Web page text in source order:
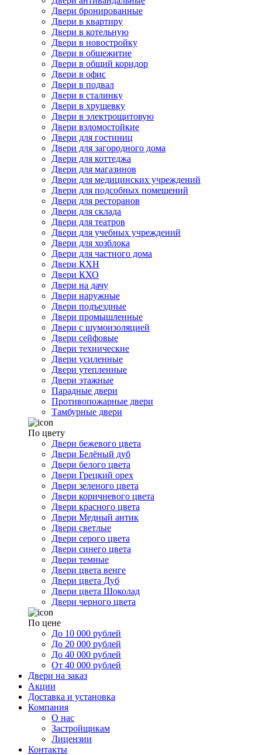
Двери бронированные
Двери в квартиру
Двери в котельную
Двери в новостройку
Двери в общежитие
Двери в общий коридор
Двери в офис
Двери в подвал
Двери в сталинку
Двери в хрущевку
Двери в электрощитовую
Двери взломостойкие
Двери для гостиниц
Двери для загородного дома
Двери для коттеджа
Двери для магазинов
Двери для медицинских учреждений
Двери для подсобных помещений
Двери для ресторанов
Двери для склада
Двери для театров
Двери для учебных учреждений
Двери для хозблока
Двери для частного дома
Двери КХН
Двери КХО
Двери на дачу
Двери наружные
Двери подъездные
Двери промышленные
Двери с шумоизоляцией
Двери сейфовые
Двери технические
Двери усиленные
Двери утепленные
Двери этажные
Парадные двери
Противопожарные двери
Тамбурные двери
По цвету
Двери бежевого цвета
Двери Белёный дуб
Двери белого цвета
Двери Грецкий орех
Двери зеленого цвета
Двери коричневого цвета
Двери красного цвета
Двери Медный антик
Двери светлые
Двери серого цвета
Двери синего цвета
Двери темные
Двери цвета венге
Двери цвета Дуб
Двери цвета Шоколад
Двери черного цвета
По цене
До 10 000 рублей
До 20 000 рублей
До 40 000 рублей
От 40 000 рублей
Двери на заказ
Акции
Доставка и установка
Компания
О нас
Застройщикам
Лицензии
Контакты